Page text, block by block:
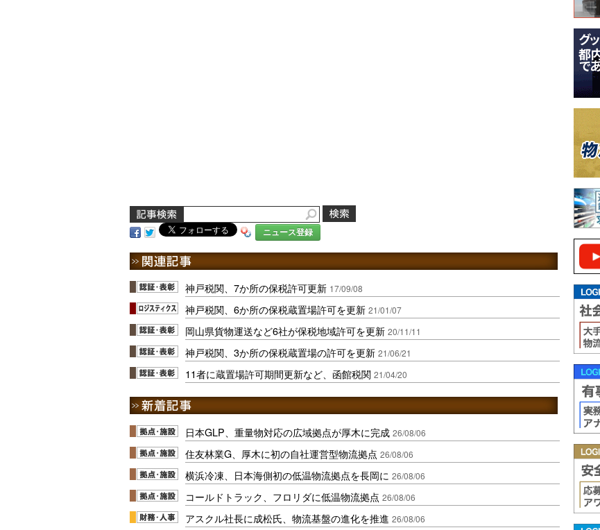
ニュース登録
神戸税関、7か所の保税許可更新 17/09/08
神戸税関、6か所の保税蔵置場許可を更新 21/01/07
岡山県貨物運送など6社が保税地域許可を更新 20/11/11
神戸税関、3か所の保税蔵置場の許可を更新 21/06/21
11者に蔵置場許可期間更新など、函館税関 21/04/20
日本GLP、重量物対応の広域拠点が厚木に完成 26/08/06
住友林業G、厚木に初の自社運営型物流拠点 26/08/06
横浜冷凍、日本海側初の低温物流拠点を長岡に 26/08/06
コールドトラック、フロリダに低温物流拠点 26/08/06
アスクル社長に成松氏、物流基盤の進化を推進 26/08/06